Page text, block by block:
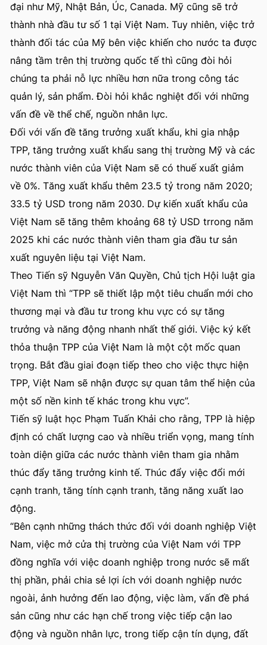
đại như Mỹ, Nhật Bản, Úc, Canada. Mỹ cũng sẽ trở
thành nhà đầu tư số 1 tại Việt Nam. Tuy nhiên, việc trở
thành đối tác của Mỹ bên việc khiến cho nước ta được
nâng tầm trên thị trường quốc tế thì cũng đòi hỏi
chúng ta phải nỗ lực nhiều hơn nữa trong công tác
quản lý, sản phẩm. Đòi hỏi khắc nghiệt đối với những
vấn đề về thể chế, nguồn nhân lực.
Đối với vấn đề tăng trưởng xuất khẩu, khi gia nhập
TPP, tăng trưởng xuất khẩu sang thị trường Mỹ và các
nước thành viên của Việt Nam sẽ có thuế xuất giảm
về 0%. Tăng xuất khẩu thêm 23.5 tỷ trong năm 2020;
33.5 tỷ USD trong năm 2030. Dự kiến xuất khẩu của
Việt Nam sẽ tăng thêm khoảng 68 tỷ USD trrong năm
2025 khi các nước thành viên tham gia đầu tư sản
xuất nguyên liệu tại Việt Nam.
Theo Tiến sỹ Nguyễn Văn Quyền, Chủ tịch Hội luật gia
Việt Nam thì “TPP sẽ thiết lập một tiêu chuẩn mới cho
thương mại và đầu tư trong khu vực có sự tăng
trưởng và năng động nhanh nhất thế giới. Việc ký kết
thỏa thuận TPP của Việt Nam là một cột mốc quan
trọng. Bắt đầu giai đoạn tiếp theo cho việc thực hiện
TPP, Việt Nam sẽ nhận được sự quan tâm thể hiện của
một số nền kinh tế khác trong khu vực”.
Tiến sỹ luật học Phạm Tuấn Khải cho rằng, TPP là hiệp
định có chất lượng cao và nhiều triển vọng, mang tính
toàn diện giữa các nước thành viên tham gia nhằm
thúc đẩy tăng trưởng kinh tế. Thúc đẩy việc đổi mới
cạnh tranh, tăng tính cạnh tranh, tăng năng xuất lao
động.
“Bên cạnh những thách thức đối với doanh nghiệp Việt
Nam, việc mở cửa thị trường của Việt Nam với TPP
đồng nghĩa với việc doanh nghiệp trong nước sẽ mất
thị phần, phải chia sẻ lợi ích với doanh nghiệp nước
ngoài, ảnh hưởng đến lao động, việc làm, vấn đề phá
sản cũng như các hạn chế trong việc tiếp cận lao
động và nguồn nhân lực, trong tiếp cận tín dụng, đất